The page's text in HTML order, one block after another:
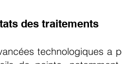
des traitements
technologiques a